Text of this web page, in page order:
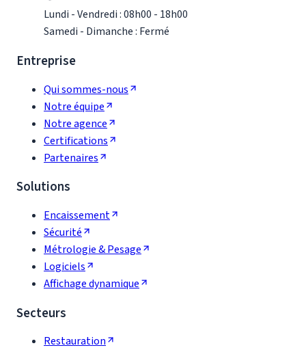
Lundi - Vendredi : 08h00 - 18h00
Samedi - Dimanche : Fermé
Entreprise
Qui sommes-nous
Notre équipe
Notre agence
Certifications
Partenaires
Solutions
Encaissement
Sécurité
Métrologie & Pesage
Logiciels
Affichage dynamique
Secteurs
Restauration